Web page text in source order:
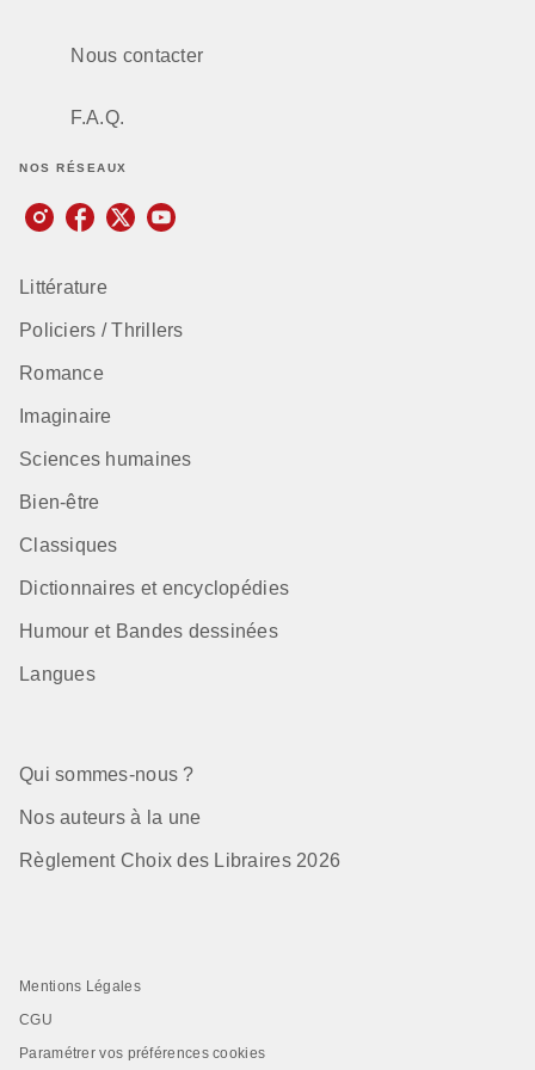
Nous contacter
F.A.Q.
NOS RÉSEAUX
Littérature
Policiers / Thrillers
Romance
Imaginaire
Sciences humaines
Bien-être
Classiques
Dictionnaires et encyclopédies
Humour et Bandes dessinées
Langues
Qui sommes-nous ?
Nos auteurs à la une
Règlement Choix des Libraires 2026
Mentions Légales
CGU
Paramétrer vos préférences cookies